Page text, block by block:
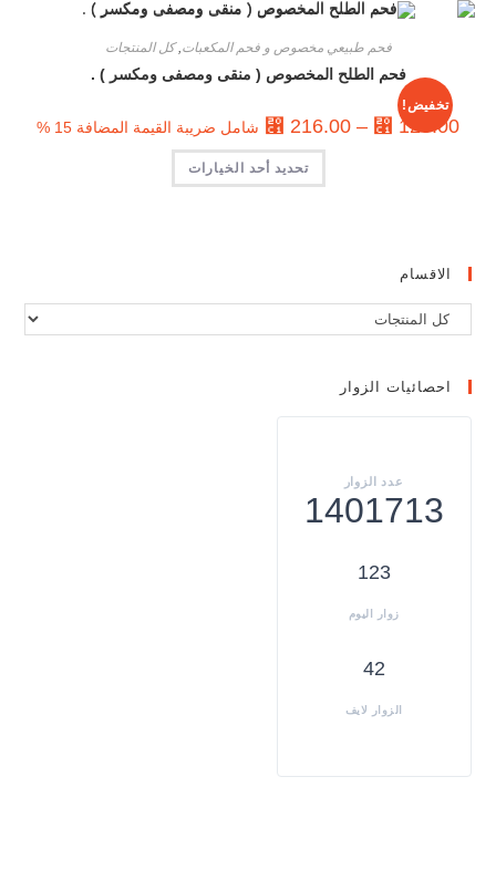
تخفيض!
فحم طبيعي مخصوص و فحم المكعبات ,كل المنتجات
فحم الطلح المخصوص ( منقى ومصفى ومكسر ) .
⃁ 120.00
–
⃁ 216.00 شامل ضريبة القيمة المضافة 15 %
تحديد أحد الخيارات
الاقسام
احصائيات الزوار
1401713
123
42